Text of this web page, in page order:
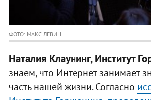
ФОТО: МАКС ЛЕВИН
Наталия Клаунинг, Институт
знаем, что Интернет занимает
часть нашей жизни. Согласно